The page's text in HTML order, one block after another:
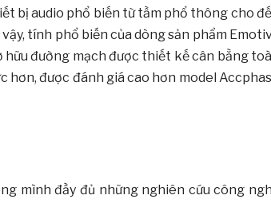
bị audio phổ biến từ tầm phổ thông cho
tính phổ biến của dòng sản phẩm
đường mạch được thiết kế cân bằng
được đánh giá cao hơn model
mình đầy đủ những nghiên cứu công